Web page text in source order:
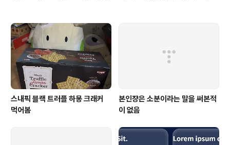
스내픽 블랙 트러플 하몽 크래커
먹어봄
본인쟝은 소분이라는 말을 써본적
이 없음